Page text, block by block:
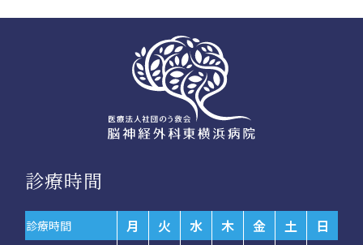
診療時間
診療時間 月 火 水 木 金 土 日